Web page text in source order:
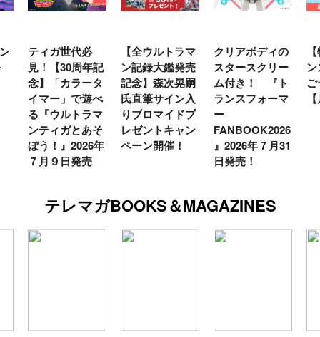
ティガ世代必
見！【30周年記
念】「カラータ
イマー」で遊べ
る『ウルトラマ
ンティガとあそ
ぼう！』2026年
７月９日発売
【全ウルトラマ
ン記録大鑑発売
記念】森次晃嗣
氏直筆サイン入
りブロマイドプ
レゼントキャン
ペーン開催！
クリアボディの
スタースクリー
ム付き！ 『ト
ランスフォーマ
ー
FANBOOK2026
』2026年７月31
日発売！
テレマガBOOKS＆MAGAZINES